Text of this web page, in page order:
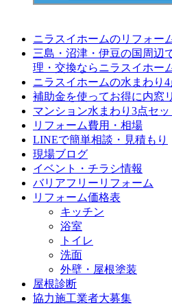
ニラスイホームのリフォー
三島・沼津・伊豆の国周辺
理・交換ならニラスイホー
ニラスイホームの水まわり
補助金を使ってお得に内窓
マンション水まわり3点セ
リフォーム費用・相場
LINEで簡単相談・見積もり
現場ブログ
イベント・チラシ情報
バリアフリーリフォーム
リフォーム価格表
キッチン
浴室
トイレ
洗面
外壁・屋根塗装
屋根診断
協力施工業者大募集